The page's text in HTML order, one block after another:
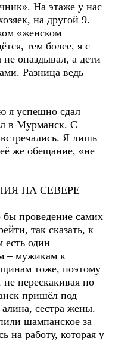
На этаже у нас
на другой 9.
«женском
тем более, я с
опаздывал, а дети
Разница ведь
я успешно сдал
в Мурманск. С
Я лишь
же обещание, «не
СЕВЕРЕ
проведение самих
так сказать, к
есть один
– мужикам к
тоже, поэтому
не перескакивая по
пришёл под
сестра жены.
шампанское за
на работу, которая у